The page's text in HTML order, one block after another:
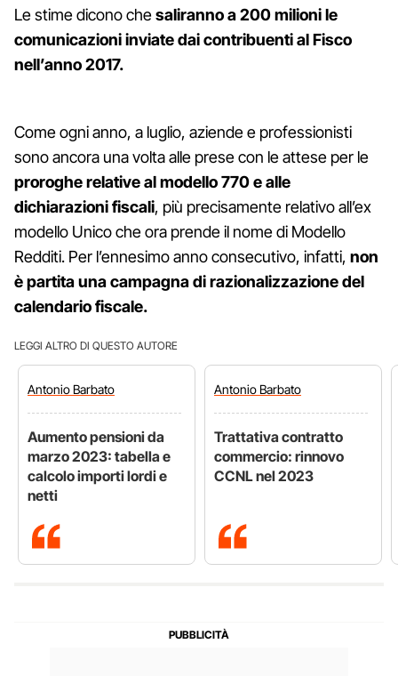
Le stime dicono chesaliranno a 200 milioni le
comunicazioni inviate dai contribuenti al Fisco
nell’anno 2017.
Come ogni anno, a luglio, aziende e professionisti
sono ancora una volta alle prese con le attese per le
proroghe relative al modello 770 e alle
dichiarazioni fiscali, più precisamente relativo all’ex
modello Unico che ora prende il nome di Modello
Redditi. Per l’ennesimo anno consecutivo, infatti, non
è partita una campagna di razionalizzazione del
calendario fiscale.
LEGGI ALTRO DI QUESTO AUTORE
AntonioBarbato
Aumento pensioni da
marzo 2023: tabella e
calcolo importi lordi e
netti
AntonioBarbato
Trattativa contratto
commercio: rinnovo
CCNL nel 2023